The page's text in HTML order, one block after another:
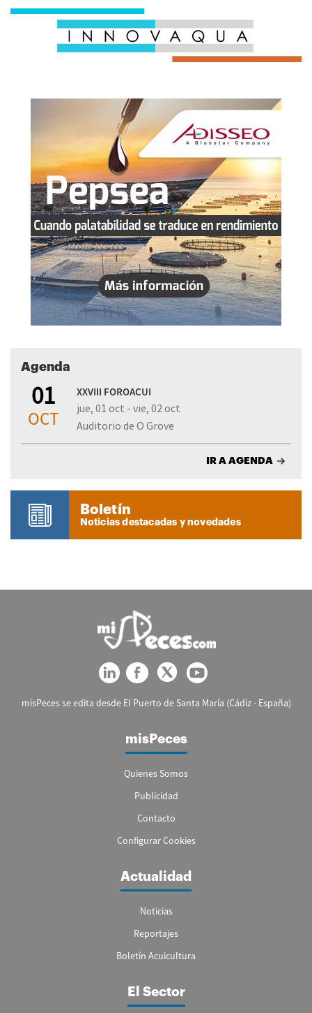
Agenda
01
OCT
XXVIII FOROACUI
jue, 01 oct - vie, 02 oct
Auditorio de O Grove
IR A AGENDA
Boletín
Noticias destacadas y novedades
misPeces se edita desde El Puerto de Santa María (Cádiz - España)
misPeces
Quienes Somos
Publicidad
Contacto
Configurar Cookies
Actualidad
Noticias
Reportajes
Boletín Acuicultura
El Sector